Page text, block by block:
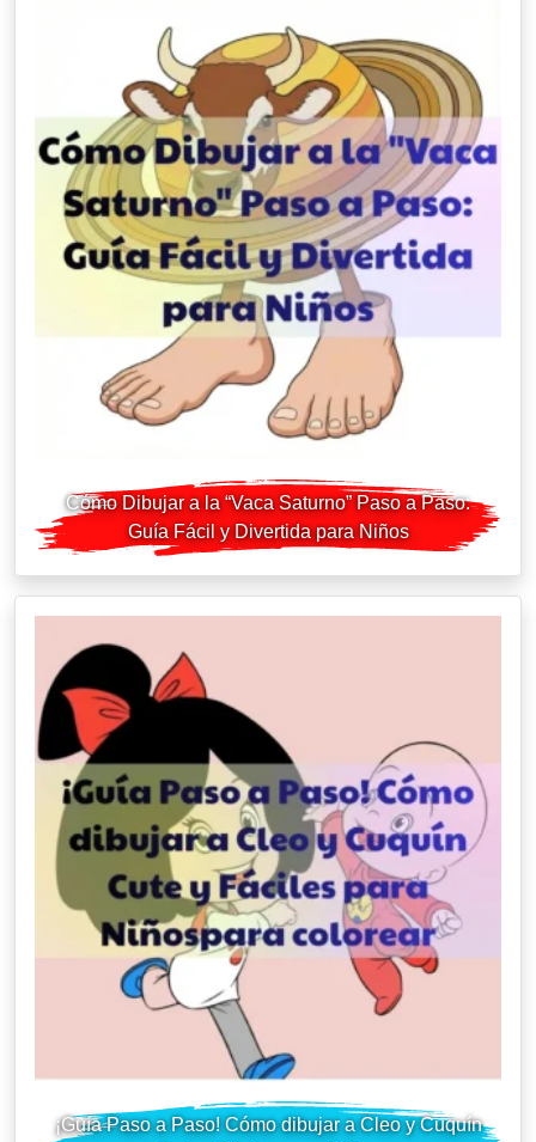
Cómo Dibujar a la “Vaca Saturno” Paso a Paso:
Guía Fácil y Divertida para Niños
¡Guía Paso a Paso! Cómo dibujar a Cleo y Cuquín